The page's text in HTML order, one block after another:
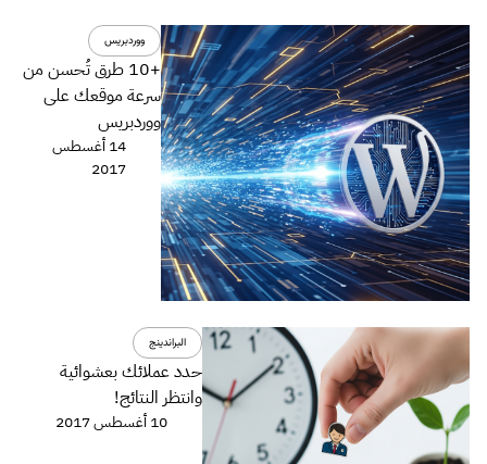
ووردبريس
+10 طرق تُحسن من
سرعة موقعك على
ووردبريس
14 أغسطس
2017
البراندينج
حدد عملائك بعشوائية
وانتظر النتائج!
10 أغسطس 2017